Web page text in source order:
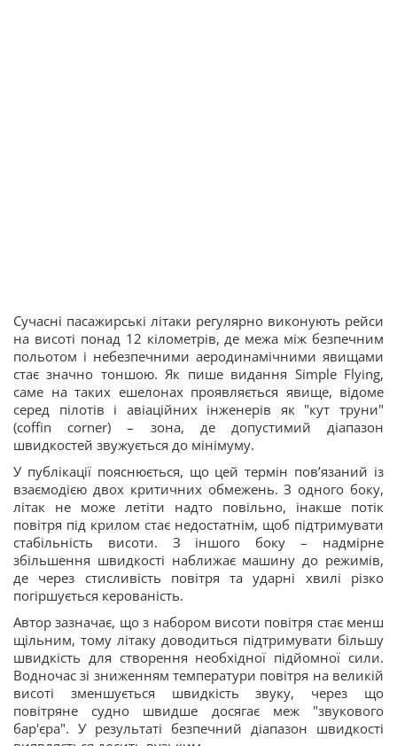
Сучасні пасажирські літаки регулярно виконують рейси
на висоті понад 12 кілометрів, де межа між безпечним
польотом і небезпечними аеродинамічними явищами
стає значно тоншою. Як пише видання Simple Flying,
саме на таких ешелонах проявляється явище, відоме
серед пілотів і авіаційних інженерів як "кут труни"
(coffin corner) – зона, де допустимий діапазон
швидкостей звужується до мінімуму.
У публікації пояснюється, що цей термін пов’язаний із
взаємодією двох критичних обмежень. З одного боку,
літак не може летіти надто повільно, інакше потік
повітря під крилом стає недостатнім, щоб підтримувати
стабільність висоти. З іншого боку – надмірне
збільшення швидкості наближає машину до режимів,
де через стисливість повітря та ударні хвилі різко
погіршується керованість.
Автор зазначає, що з набором висоти повітря стає менш
щільним, тому літаку доводиться підтримувати більшу
швидкість для створення необхідної підйомної сили.
Водночас зі зниженням температури повітря на великій
висоті зменшується швидкість звуку, через що
повітряне судно швидше досягає меж "звукового
бар'єра". У результаті безпечний діапазон швидкості